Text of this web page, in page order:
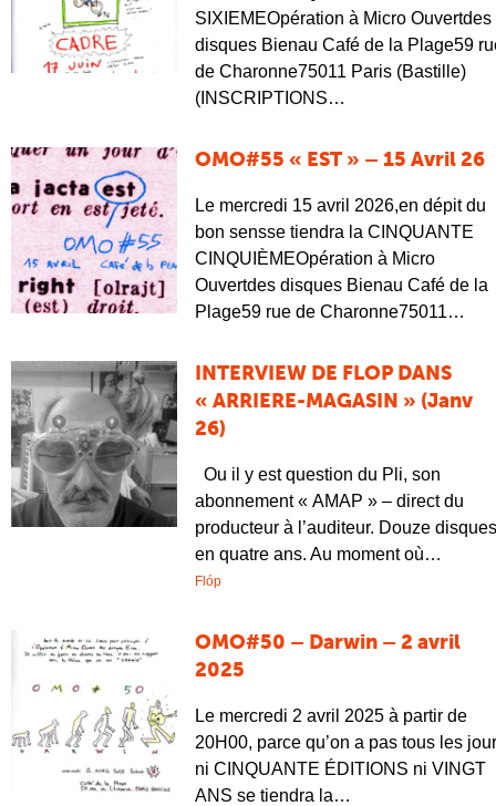
SIXIEMEOpération à Micro Ouvertdes
disques Bienau Café de la Plage59
de Charonne75011 Paris (Bastille)
(INSCRIPTIONS…
OMO#55 « EST » – 15 Avril 26
Le mercredi 15 avril 2026,en dépit du
bon sensse tiendra la CINQUANTE
CINQUIÈMEOpération à Micro
Ouvertdes disques Bienau Café de la
Plage59 rue de Charonne75011…
INTERVIEW DE FLOP DANS
« ARRIERE-MAGASIN » (Janv
26)
Ou il y est question du Pli, son
abonnement « AMAP » – direct du
producteur à l’auditeur. Douze disques
en quatre ans. Au moment où…
Flóp
OMO#50 – Darwin – 2 avril
2025
Le mercredi 2 avril 2025 à partir de
20H00, parce qu’on a pas tous les
ni CINQUANTE ÉDITIONS ni VINGT
ANS se tiendra la…